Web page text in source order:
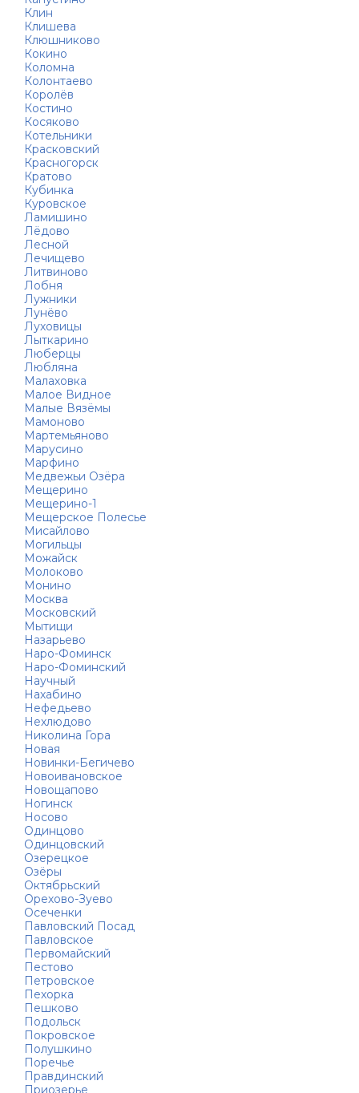
Клин
Клишева
Клюшниково
Кокино
Коломна
Колонтаево
Королёв
Костино
Косяково
Котельники
Красковский
Красногорск
Кратово
Кубинка
Куровское
Ламишино
Лёдово
Лесной
Лечищево
Литвиново
Лобня
Лужники
Лунёво
Луховицы
Лыткарино
Люберцы
Любляна
Малаховка
Малое Видное
Малые Вязёмы
Мамоново
Мартемьяново
Марусино
Марфино
Медвежьи Озёра
Мещерино
Мещерино-1
Мещерское Полесье
Мисайлово
Могильцы
Можайск
Молоково
Монино
Москва
Московский
Мытищи
Назарьево
Наро-Фоминск
Наро-Фоминский
Научный
Нахабино
Нефедьево
Нехлюдово
Николина Гора
Новая
Новинки-Бегичево
Новоивановское
Новощапово
Ногинск
Носово
Одинцово
Одинцовский
Озерецкое
Озёры
Октябрьский
Орехово-Зуево
Осеченки
Павловский Посад
Павловское
Первомайский
Пестово
Петровское
Пехорка
Пешково
Подольск
Покровское
Полушкино
Поречье
Правдинский
Приозерье